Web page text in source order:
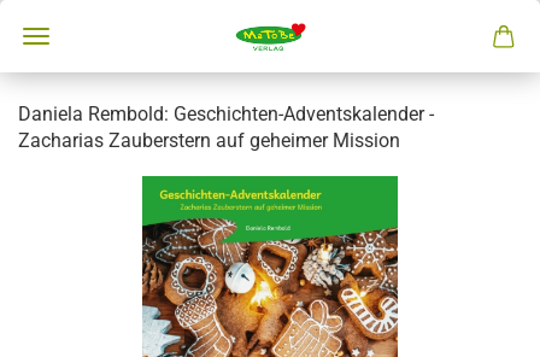
Daniela Rembold: Geschichten-Adventskalender -
Zacharias Zauberstern auf geheimer Mission